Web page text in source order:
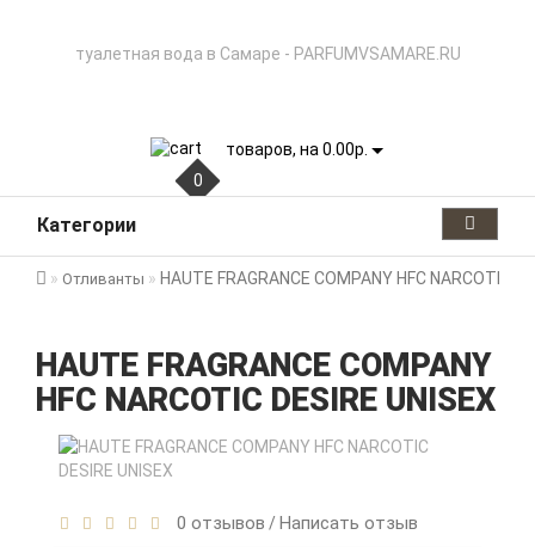
0
товаров, на 0.00р.
Категории
Отливанты HAUTE FRAGRANCE COMPANY HFC NARCOTIC
HAUTE FRAGRANCE COMPANY
HFC NARCOTIC DESIRE UNISEX
0 отзывов /Написать отзыв